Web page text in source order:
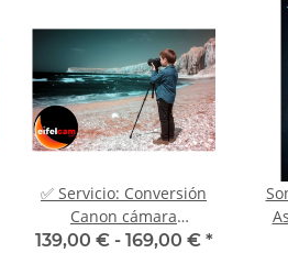
✅ Servicio: Conversión
Canon cámara
astronómica espectro
139,00 € - 169,00 € *